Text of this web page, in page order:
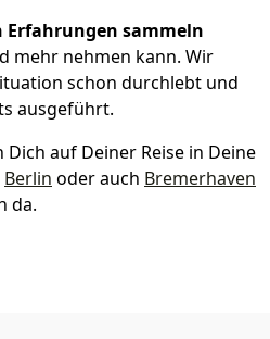
Erfahrungen sammeln
mehr nehmen kann. Wir
schon durchlebt und
ausgeführt.
auf Deiner Reise in Deine
Berlin oder auch Bremer­haven
da.